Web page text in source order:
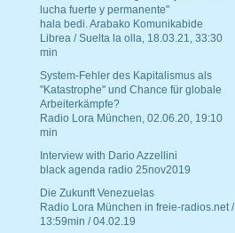
lucha fuerte y permanente"
hala bedi. Arabako Komunikabide
Librea / Suelta la olla, 18.03.21, 33:30
min
System-Fehler des Kapitalismus als
"Katastrophe" und Chance für globale
Arbeiterkämpfe?
Radio Lora München, 02.06.20, 19:10
min
Interview with Dario Azzellini
black agenda radio 25nov2019
Die Zukunft Venezuelas
Radio Lora München in freie-radios.net /
13:59min / 04.02.19